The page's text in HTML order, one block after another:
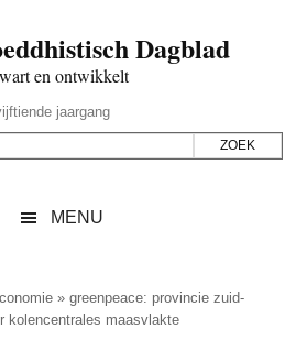
Dagblad
en ontwikkelt
jaargang
MENU
»greenpeace: provincie zuid-
kolencentrales maasvlakte